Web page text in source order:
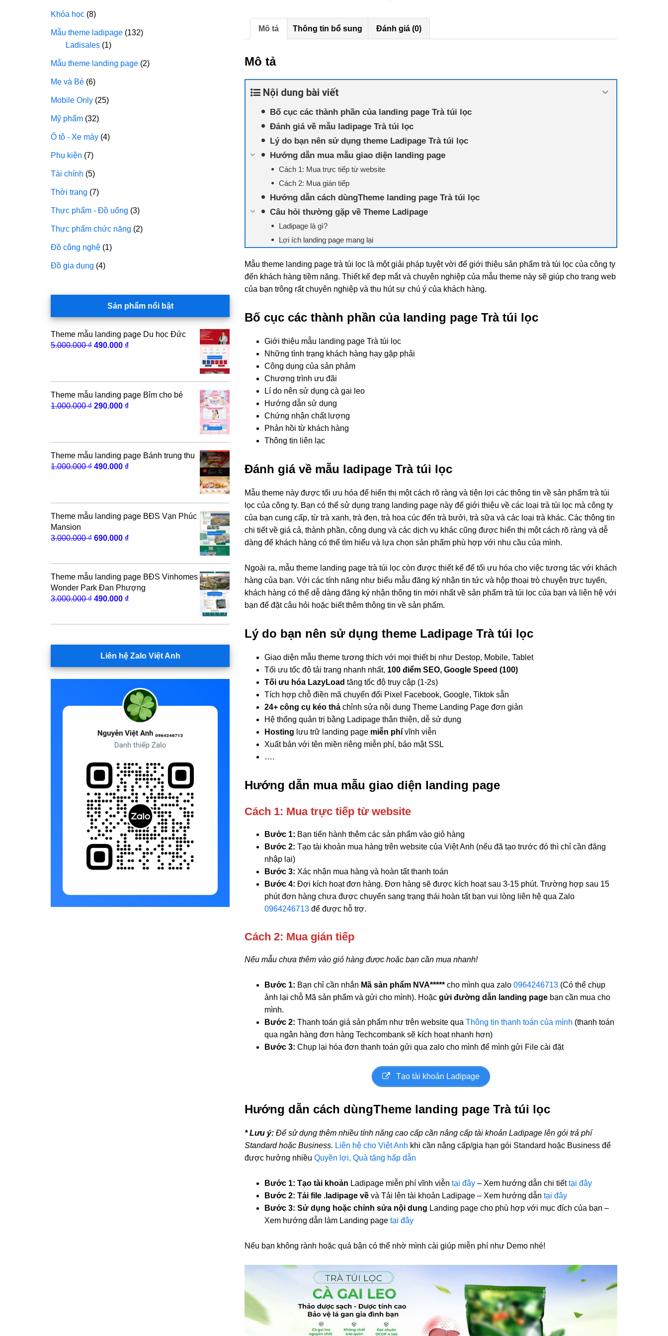
Mô tả Thông tin bổ sung Đánh giá (0)
Mô tả
Nội dung bài viết
Bố cục các thành phần của landing page Trà túi lọc
Đánh giá về mẫu ladipage Trà túi lọc
Lý do bạn nên sử dụng theme Ladipage Trà túi lọc
Hướng dẫn mua mẫu giao diện landing page
Cách 1: Mua trực tiếp từ website
Cách 2: Mua gián tiếp
Hướng dẫn cách dùngTheme landing page Trà túi lọc
Câu hỏi thường gặp về Theme Ladipage
Ladipage là gì?
Lợi ích landing page mang lại
Mẫu theme landing page trà túi lọc là một giải pháp tuyệt vời để giới thiệu sản phẩm trà túi lọc của công ty
đến khách hàng tiềm năng. Thiết kế đẹp mắt và chuyên nghiệp của mẫu theme này sẽ giúp cho trang web
của bạn trông rất chuyên nghiệp và thu hút sự chú ý của khách hàng.
Bố cục các thành phần của landing page Trà túi lọc
Giới thiệu mẫu landing page Trà túi lọc
Những tình trạng khách hàng hay gặp phải
Công dụng của sản phảm
Chương trình ưu đãi
Lí do nên sử dụng cà gai leo
Hướng dẫn sử dụng
Chứng nhận chất lượng
Phản hồi từ khách hàng
Thông tin liên lạc
Đánh giá về mẫu ladipage Trà túi lọc
Mẫu theme này được tối ưu hóa để hiển thị một cách rõ ràng và tiện lợi các thông tin về sản phẩm trà túi
lọc của công ty. Bạn có thể sử dụng trang landing page này để giới thiệu về các loại trà túi lọc mà công ty
của bạn cung cấp, từ trà xanh, trà đen, trà hoa cúc đến trà bưởi, trà sữa và các loại trà khác. Các thông tin
chi tiết về giá cả, thành phần, công dụng và các dịch vụ khác cũng được hiển thị một cách rõ ràng và dễ
dàng để khách hàng có thể tìm hiểu và lựa chọn sản phẩm phù hợp với nhu cầu của mình.
Ngoài ra, mẫu theme landing page trà túi lọc còn được thiết kế để tối ưu hóa cho việc tương tác với khách
hàng của bạn. Với các tính năng như biểu mẫu đăng ký nhận tin tức và hộp thoại trò chuyện trực tuyến,
khách hàng có thể dễ dàng đăng ký nhận thông tin mới nhất về sản phẩm trà túi lọc của bạn và liên hệ với
bạn để đặt câu hỏi hoặc biết thêm thông tin về sản phẩm.
Lý do bạn nên sử dụng theme Ladipage Trà túi lọc
Giao diện mẫu theme tương thích với mọi thiết bị như Destop, Mobile, Tablet
Tối ưu tốc độ tải trang nhanh nhất, 100 điểm SEO, Google Speed (100)
Tối ưu hóa LazyLoad tăng tốc độ truy cập (1-2s)
Tích hợp chỗ điền mã chuyển đổi Pixel Facebook, Google, Tiktok sẵn
24+ công cụ kéo thả chỉnh sửa nội dung Theme Landing Page đơn giản
Hệ thống quản trị bằng Ladipage thân thiện, dễ sử dụng
Hosting lưu trữ landing page miễn phí vĩnh viễn
Xuất bản với tên miền riêng miễn phí, bảo mật SSL
….
Hướng dẫn mua mẫu giao diện landing page
Cách 1: Mua trực tiếp từ website
Bước 1: Bạn tiến hành thêm các sản phẩm vào giỏ hàng
Bước 2: Tạo tài khoản mua hàng trên website của Việt Anh (nếu đã tạo trước đó thì chỉ cần đăng
nhập lại)
Bước 3: Xác nhận mua hàng và hoàn tất thanh toán
Bước 4: Đợi kích hoạt đơn hàng. Đơn hàng sẽ được kích hoạt sau 3-15 phút. Trường hợp sau 15
phút đơn hàng chưa được chuyển sang trạng thái hoàn tất bạn vui lòng liên hệ qua Zalo
0964246713 để được hỗ trợ.
Cách 2: Mua gián tiếp
Nếu mẫu chưa thêm vào giỏ hàng được hoặc bạn cần mua nhanh!
Bước 1: Bạn chỉ cần nhắn Mã sản phẩm NVA***** cho mình qua zalo 0964246713 (Có thể chụp
ảnh lại chỗ Mã sản phẩm và gửi cho mình). Hoặc gửi đường dẫn landing page bạn cần mua cho
mình.
Bước 2: Thanh toán giá sản phẩm như trên website qua Thông tin thanh toán của mình (thanh toán
qua ngân hàng đơn hàng Techcombank sẽ kích hoạt nhanh hơn)
Bước 3: Chụp lại hóa đơn thanh toán gửi qua zalo cho mình để mình gửi File cài đặt
Tạo tài khoản Ladipage
Hướng dẫn cách dùngTheme landing page Trà túi lọc
* Lưu ý: Để sử dụng thêm nhiều tính năng cao cấp cần nâng cấp tài khoản Ladipage lên gói trả phí
Standard hoặc Business. Liên hệ cho Việt Anh khi cần nâng cấp/gia hạn gói Standard hoặc Business để
được hưởng nhiều Quyền lợi, Quà tặng hấp dẫn
Bước 1: Tạo tài khoản Ladipage miễn phí vĩnh viễn tại đây – Xem hướng dẫn chi tiếttại đây
Bước 2: Tải file .ladipage về và Tải lên tài khoản Ladipage – Xem hướng dẫn tại đây
Bước 3: Sử dụng hoặc chỉnh sửa nội dung Landing page cho phù hợp với mục đích của bạn –
Xem hướng dẫn làm Landing page tại đây
Nếu bạn không rành hoặc quá bận có thể nhờ mình cài giúp miễn phí như Demo nhé!
Khóa học (8)
Mẫu theme ladipage (132)
Ladisales (1)
Mẫu theme landing page (2)
Mẹ và Bé (6)
Mobile Only (25)
Mỹ phẩm (32)
Ô tô - Xe máy (4)
Phụ kiện (7)
Tài chính (5)
Thời trang (7)
Thực phẩm - Đồ uống (3)
Thực phẩm chức năng (2)
Đồ công nghệ (1)
Đồ gia dụng (4)
Sản phẩm nổi bật
Theme mẫu landing page Du học Đức
5.000.000₫ Giá
490.000 ₫Giá
Theme mẫu landing page Bỉm cho bé
1.000.000₫ Giá
290.000 ₫Giá
Theme mẫu landing page Bánh trung thu
1.000.000₫ Giá
490.000 ₫Giá
Theme mẫu landing page BĐS Vạn Phúc
Mansion
3.000.000₫ Giá
690.000 ₫Giá
690.000 ₫.
Theme mẫu landing page BĐS Vinhomes
Wonder Park Đan Phượng
3.000.000₫ Giá
490.000 ₫Giá
Liên hệ Zalo Việt Anh